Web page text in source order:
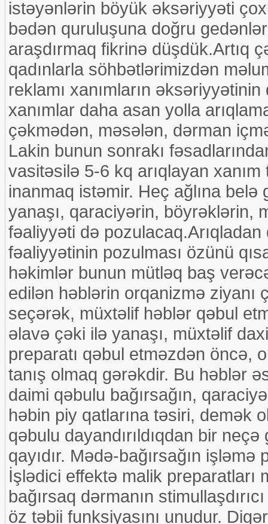
istəyənlərin böyük əksəriyyəti
bədən quruluşuna doğru
araşdırmaq fikrinə düşdük.Artıq
qadınlarla söhbətlərimizdən
reklamı xanımların
xanımlar daha asan yolla
çəkmədən, məsələn, dərman
Lakin bunun sonrakı
vasitəsilə 5-6 kq arıqlayan
inanmaq istəmir. Heç ağlına
yanaşı, qaraciyərin, böyrəklərin,
fəaliyyəti də
fəaliyyətinin pozulması özünü
həkimlər bunun mütləq baş
edilən həblərin orqanizmə ziyanı
seçərək, müxtəlif həblər qəbul
əlavə çəki ilə yanaşı, müxtəlif
preparatı qəbul etməzdən öncə,
tanış olmaq gərəkdir. Bu həblər
daimi qəbulu bağırsağın,
həbin piy qatlarına təsiri, demək
qəbulu dayandırıldıqdan bir
qayıdır. Mədə-bağırsağın
İşlədici effektə malik
bağırsaq dərmanın
öz təbii funksiyasını unudur.